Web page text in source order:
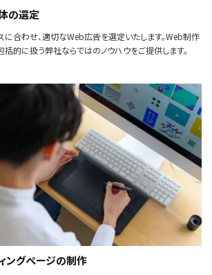
の選定
に合わせ、適切なWeb広告を選定いたします。Web制作
括的に扱う弊社ならではのノウハウをご提供します。
ングページの制作